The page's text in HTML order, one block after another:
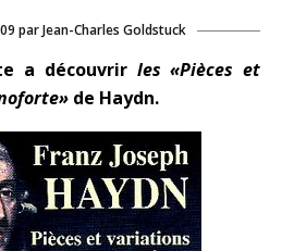
par Jean-Charles Goldstuck
a découvrir les «Pièces et
de Haydn.